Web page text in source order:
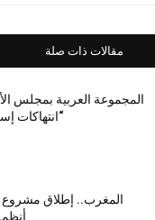
مقالات ذات صلة
المجموعة العربية بمجلس
“انتهاكات
المغرب.. إطلاق مشروع